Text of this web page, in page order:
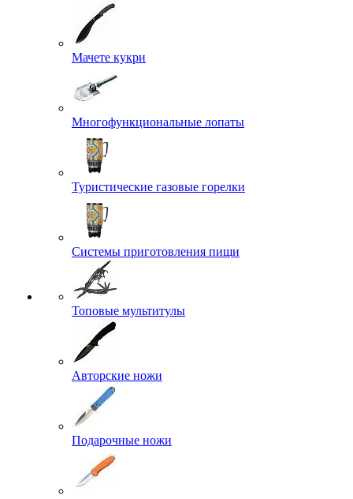
Мачете кукри
Многофункциональные лопаты
Туристические газовые горелки
Системы приготовления пищи
Топовые мультитулы
Авторские ножи
Подарочные ножи